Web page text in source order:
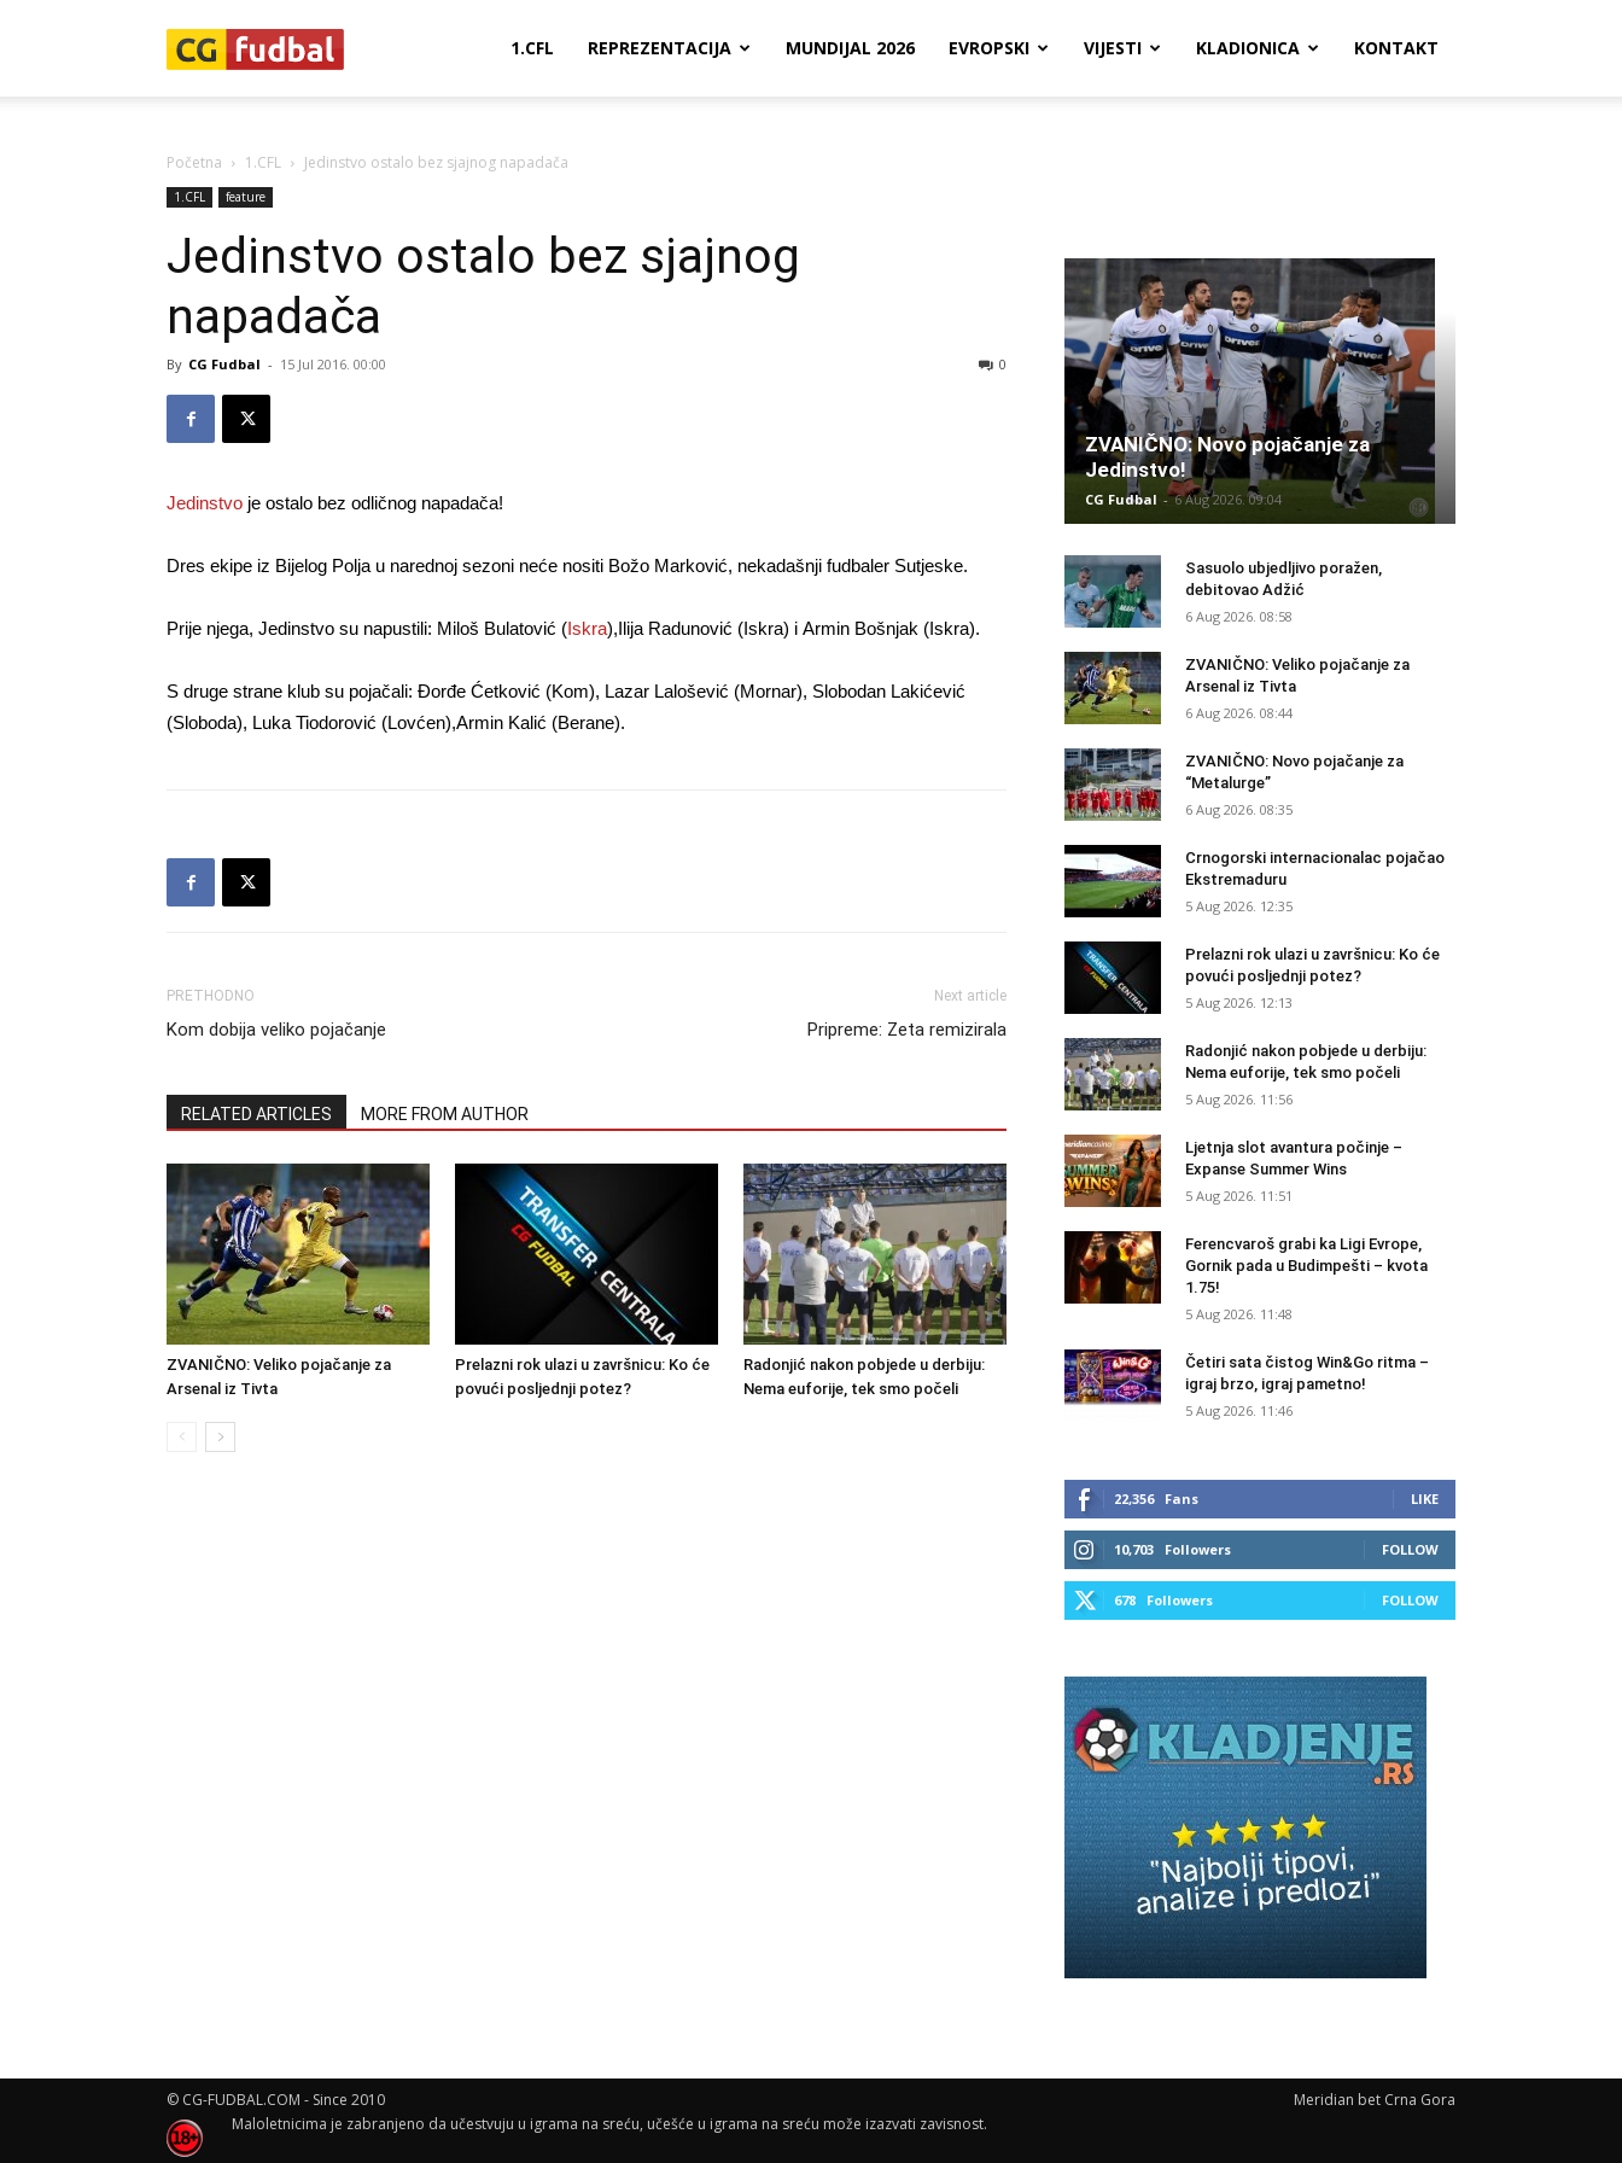
1.CFL REPREZENTACIJA MUNDIJAL 2026 EVROPSKI VIJESTI KLADIONICA KONTAKT
Početna 1.CFL Jedinstvo ostalo bez sjajnog napadača
1.CFL feature
Jedinstvo ostalo bez sjajnog
napadača
By CG Fudbal - 15 Jul 2016. 00:00 0
Jedinstvo je ostalo bez odličnog napadača!
Dres ekipe iz Bijelog Polja u narednoj sezoni neće nositi Božo Marković, nekadašnji fudbaler Sutjeske.
Prije njega, Jedinstvo su napustili: Miloš Bulatović (Iskra),Ilija Radunović (Iskra) i Armin Bošnjak (Iskra).
S druge strane klub su pojačali: Đorđe Ćetković (Kom), Lazar Lalošević (Mornar), Slobodan Lakićević
(Sloboda), Luka Tiodorović (Lovćen),Armin Kalić (Berane).
PRETHODNO
Kom dobija veliko pojačanje
Next article
Pripreme: Zeta remizirala
RELATED ARTICLES MORE FROM AUTHOR
ZVANIČNO: Veliko pojačanje za
Arsenal iz Tivta
Prelazni rok ulazi u završnicu: Ko će
povući posljednji potez?
Radonjić nakon pobjede u derbiju:
Nema euforije, tek smo počeli
ZVANIČNO: Novo pojačanje za
Jedinstvo!
CG Fudbal - 6 Aug 2026. 09:04
Sasuolo ubjedljivo poražen,
debitovao Adžić
6 Aug 2026. 08:58
ZVANIČNO: Veliko pojačanje za
Arsenal iz Tivta
6 Aug 2026. 08:44
ZVANIČNO: Novo pojačanje za
“Metalurge”
6 Aug 2026. 08:35
Crnogorski internacionalac pojačao
Ekstremaduru
5 Aug 2026. 12:35
Prelazni rok ulazi u završnicu: Ko će
povući posljednji potez?
5 Aug 2026. 12:13
Radonjić nakon pobjede u derbiju:
Nema euforije, tek smo počeli
5 Aug 2026. 11:56
Ljetnja slot avantura počinje –
Expanse Summer Wins
5 Aug 2026. 11:51
Ferencvaroš grabi ka Ligi Evrope,
Gornik pada u Budimpešti – kvota
1.75!
5 Aug 2026. 11:48
Četiri sata čistog Win&Go ritma –
igraj brzo, igraj pametno!
5 Aug 2026. 11:46
22,356 Fans LIKE
10,703 Followers FOLLOW
678 Followers FOLLOW
Meridian bet Crna Gora
© CG-FUDBAL.COM - Since 2010
Maloletnicima je zabranjeno da učestvuju u igrama na sreću, učešće u igrama na sreću može izazvati zavisnost.